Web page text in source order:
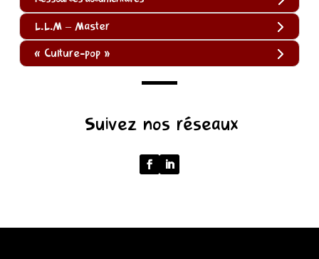
L.L.M – Master
« Culture-pop »
Suivez nos réseaux